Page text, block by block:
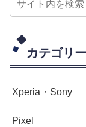
カテゴリー
Xperia・Sony
Pixel